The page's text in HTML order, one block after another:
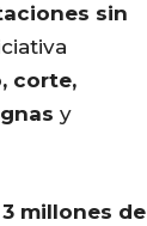
sin
corte,
y
3 millones de